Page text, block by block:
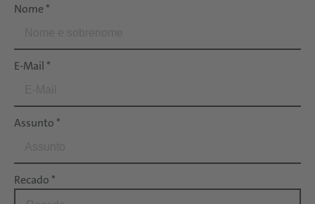
Nome*
E-Mail *
Assunto *
Recado *